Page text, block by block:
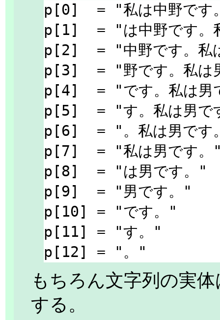
p[0]  = "私は中野です
p[1]  = "は中野です。
p[2]  = "中野です。私
p[3]  = "野です。私は
p[4]  = "です。私は男
p[5]  = "す。私は男で
p[6]  = "。私は男です
p[7]  = "私は男です。
p[8]  = "は男です。"
p[9]  = "男です。"
p[10] = "です。"
p[11] = "す。"
もちろん文字列の実
する。